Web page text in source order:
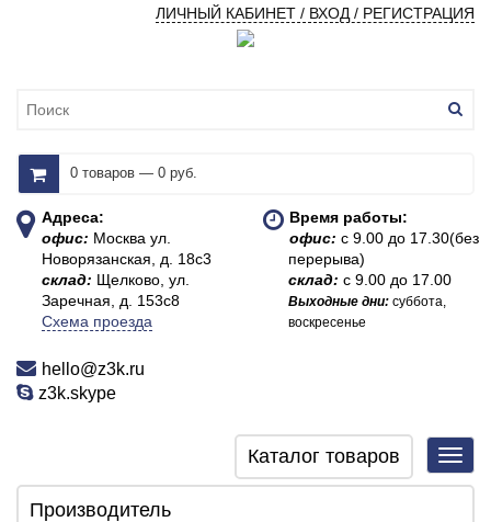
ЛИЧНЫЙ КАБИНЕТ / ВХОД / РЕГИСТРАЦИЯ
0 товаров — 0 руб.
Адреса:
офис: Москва ул.
Новорязанская, д. 18с3
склад: Щелково, ул.
Заречная, д. 153с8
Схема проезда
Время работы:
офис:с 9.00 до 17.30(без
перерыва)
склад:с 9.00 до 17.00
Выходные дни:суббота,
воскресенье
hello@z3k.ru
z3k.skype
Каталог товаров
Производитель